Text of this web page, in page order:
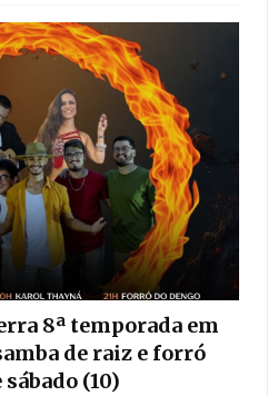
8ª temporada em
de raiz e forró
(10)